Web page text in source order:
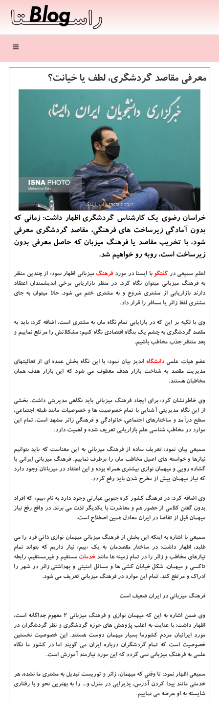
منو
معرفی مقاصد گردشگری، لطف یا خیانت؟
خراسان رضوی یک کارشناس گردشگری اظهار داشت: زمانی که
بدون آمادگی زیرساخت های فرهنگی، مقاصد گردشگری معرفی
شود، با تخریب مقاصد یا فرهنگ میزبان که حاصل معرفی بدون
زیرساخت است، روبه رو خواهیم شد.
اعلم سمیعی در گفتگو با ایسنا در مورد فرهنگ میزبانی اظهار نمود: از چندین منظر
به فرهنگ میزبانی میتوان نگاه کرد. در منظر بازاریابی برخی اندیشمندان اعتقاد
دارند بازاریابی از مشتری شروع و به مشتری ختم می شود. حالا میتوان به جای
مشتری لفظ زائر یا مسافر را قرار داد.
وی با تکیه بر این که در بازایابی تمام نگاه مان به مشتری است، اضافه کرد: باید به
مقصد گردشگری به چشم یک بنگاه اقتصادی نگاه کنیم؛ مشکلاتش را مرتفع نماییم و
بعد منتظر جذب مخاطب باشیم.
عضو هیات علمی دانشگاه‌ اندیز بیان نمود: با این نگاه بخش عمده ای از فعالیتهای
مدیریت مقصد به شناخت بازار هدف معطوف می شود که این بازار هدف همان
مخاطبان هستند.
وی خاطرنشان کرد: برای ایجاد فرهنگ میزبانی باید نگاهی مدیریتی داشت. بخشی
از این نگاه مدیریتی آشنایی با تمام خصوصیت ها و خصوصیات مانند طبقه اجتماعی،
سطح درآمد و ساختارهای اجتماعی، خانوادگی و فرهنگی زائر مشهد است. تمام این
موارد در مخاطب شناسی علم بازاریابی تعریف شده و اهمیت دارد.
سمیعی بیان نمود: تعریف ساده از فرهنگ میزبانی به این معناست که باید بتوانیم
نیازها و خواسته های اصیل مخاطب مان را برطرف نماییم. فرهنگ میزبانی ایرانی با
گشاده رویی و میهمان نوازی بیشتری همراه بوده و این اعتقاد در میزبانان وجود دارد
که نیاز میهمان پیش از مطرح شدن باید رفع گردد.
وی اضافه کرد: در فرهنگ کشور کره جنوبی عبارتی وجود دارد به نام «بیم» که افراد
بدون گفتن کلامی از حضور هم و معاشرت با یکدیگر لذت می برند. در واقع رفع نیاز
میهمان قبل از تقاضا در ایران معادل همین اصطلاح است.
سمیعی با اشاره به اینکه این بخش از فرهنگ میزبانی میهمان نوازی ذاتی فرد را می
طلبد، اظهار داشت: در ساختار مقصدمان به یک «بیم» نیاز داریم که بتواند تمام
نیازهای مخاطب و زائر را در تمام زمینه ها مانند خدمات مستقیم و غیرمستقیم، رابطه
تاکسی و میهمان، شکل خیابان کشی ها و مسائل امنیتی و بهداشتی زائر در شهر را
ادراک و مرتفع کند. تمام این موارد در فرهنگ میزبانی تعریف می شود.
فرهنگ میزبانی در ایران ضعیف است
وی ضمن اشاره به این که میهمان نوازی و فرهنگ میزبانی ۲ مفهوم جداگانه است،
اظهار داشت: با عنایت به اغلب پژوهش های حوزه گردشگری و نظر گردشگران در
مورد ایرانیان مردم کشورما بسیار میهمان دوست هستند. این خصوصیت نخستین
خصوصیت است که تمام گردشگران درباره ایران می گویند اما در کشور ما نگاه
علمی به فرهنگ میزبانی نمی گردد که این مورد نیازمند آموزش است.
سمیعی اظهار نمود: تا وقتی که میهمان، زائر و توریست تبدیل به مشتری ما نشده، هر
خدمتی مانند پیدا کردن آدرس، پذیرایی در منزل و... را به بهترین نحو و با رفتاری
شایسته به او عرضه می نماییم.